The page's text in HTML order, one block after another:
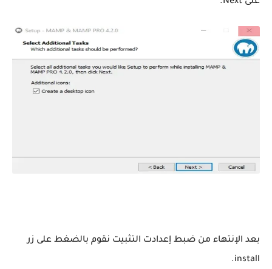
على Next.
بعد الإنتهاء من ضبط إعدادت التثبيت نقوم بالضغط على زر
install.